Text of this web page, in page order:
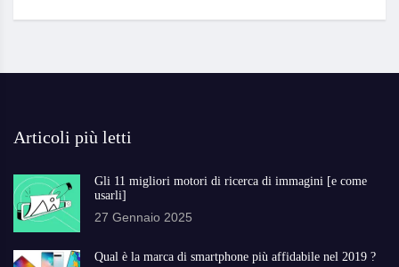
Articoli più letti
Gli 11 migliori motori di ricerca di immagini [e come
usarli]
27 Gennaio 2025
Qual è la marca di smartphone più affidabile nel 2019 ?